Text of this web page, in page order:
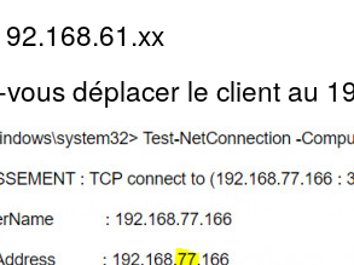
vous déplacer le client au